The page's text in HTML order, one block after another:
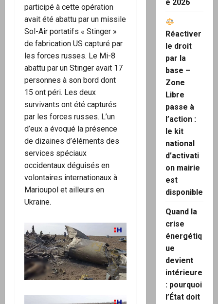
participé à cette opération
avait été abattu par un missile
Sol-Air portatifs « Stinger »
de fabrication US capturé par
les forces russes. Le Mi-8
abattu par un Stinger avait 17
personnes à son bord dont
15 ont péri. Les deux
survivants ont été capturés
par les forces russes. L’un
d’eux a évoqué la présence
de dizaines d’éléments des
services spéciaux
occidentaux déguisés en
volontaires internationaux à
Marioupol et ailleurs en
Ukraine.
e 2026
Réactiver
le droit
par la
base –
Zone
Libre
passe à
l’action :
le kit
national
d’activati
on mairie
est
disponible
Quand la
crise
énergétiq
ue
devient
intérieure
: pourquoi
l’État doit